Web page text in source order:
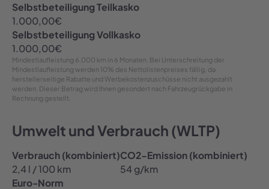
Selbstbeteiligung Teilkasko
1.000,00€
Selbstbeteiligung Vollkasko
1.000,00€
Mindestlaufleistung 6.000 km in 6 Monaten . Bei Unterschreitung der
Mindestlaufleistung werden 10% des Nettolistenpreises fällig, da
herstellerseitige Rabatte und Werbekostenzuschüsse nicht ausgezahlt
werden. Dieser Betrag wird Ihnen gesondert nach Fahrzeugrückgabe in
Rechnung gestellt.
Umwelt und Verbrauch (WLTP)
Verbrauch (kombiniert)
2,4 l / 100 km
CO2-Emission (kombiniert)
54 g/km
Euro-Norm